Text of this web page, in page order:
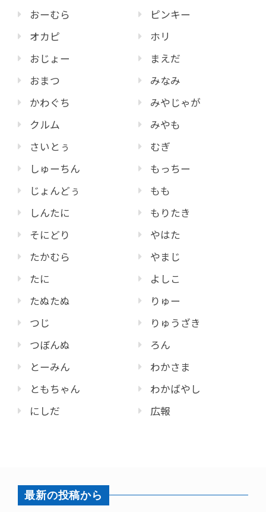
おーむら
オカピ
おじょー
おまつ
かわぐち
クルム
さいとぅ
しゅーちん
じょんどぅ
しんたに
そにどり
たかむら
たに
たぬたぬ
つじ
つぼんぬ
とーみん
ともちゃん
にしだ
ピンキー
ホリ
まえだ
みなみ
みやじゃが
みやも
むぎ
もっちー
もも
もりたき
やはた
やまじ
よしこ
りゅー
りゅうざき
ろん
わかさま
わかばやし
広報
最新の投稿から